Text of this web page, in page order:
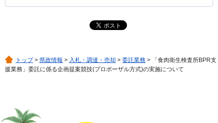
トップ> 県政情報 > 入札・調達・売却 > 委託業務 > 「食肉衛生検査所BPR支
援業務」委託に係る企画提案競技(プロポーザル方式)の実施について